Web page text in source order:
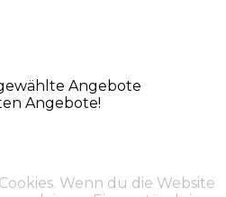
Angebote!
Wenn du die Website